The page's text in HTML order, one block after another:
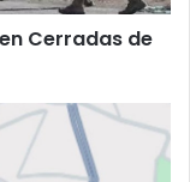
Cerradas de